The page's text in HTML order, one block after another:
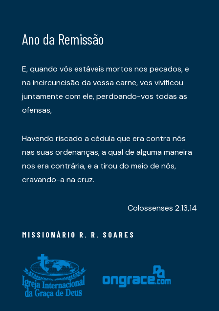
Ano da Remissão
E, quando vós estáveis mortos nos pecados, e
na incircuncisão da vossa carne, vos vivificou
juntamente com ele, perdoando-vos todas as
ofensas,
Havendo riscado a cédula que era contra nós
nas suas ordenanças, a qual de alguma maneira
nos era contrária, e a tirou do meio de nós,
cravando-a na cruz.
Colossenses 2.13,14
MISSIONÁRIO R. R. SOARES